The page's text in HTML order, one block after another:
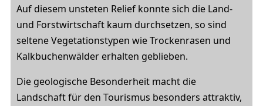
Auf diesem unsteten Relief konnte sich die Land-
und Forstwirtschaft kaum durchsetzen, so sind
seltene Vegetationstypen wie Trockenrasen und
Kalkbuchenwälder erhalten geblieben.
Die geologische Besonderheit macht die
Landschaft für den Tourismus besonders attraktiv,